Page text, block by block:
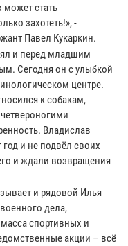
может стать
захотеть!», -
Павел Кукаркин.
и перед младшим
Сегодня он с улыбкой
центре.
к собакам,
Владислав
год и не подвёл своих
и ждали возвращения
и рядовой Илья
дела,
спортивных и
акции – всё